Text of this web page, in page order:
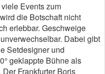
Events zum
die Botschaft nicht
erlebbar. Geschweige
Dabei gibt
Setdesigner und
geklappte Bühne als
Frankfurter Boris